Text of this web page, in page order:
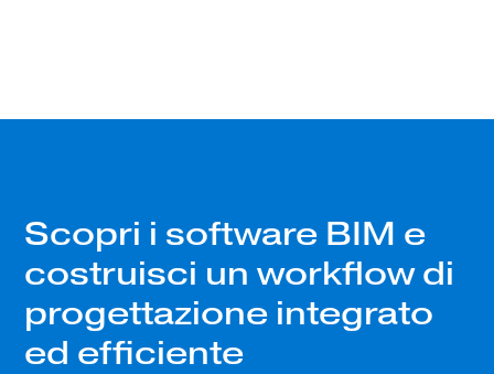
Scopri i software BIM e
costruisci un workflow di
progettazione integrato
ed efficiente